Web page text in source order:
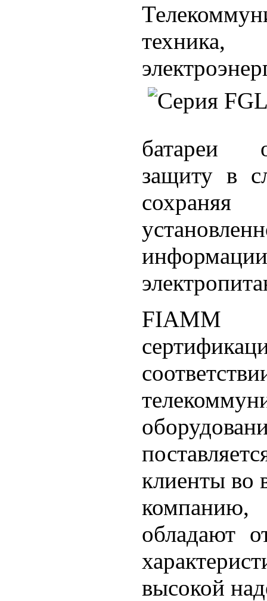
техника,
батареи
защиту в
FIAMM
клиенты во
компанию,
обладают
высокой